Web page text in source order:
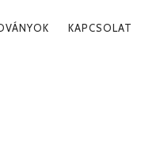
KAPCSOLAT